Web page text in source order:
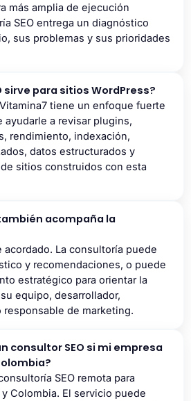
más amplia de ejecución
SEO entrega un diagnóstico
sus problemas y sus prioridades
sirve para sitios WordPress?
tiene un enfoque fuerte
ayudarle a revisar plugins,
rendimiento, indexación,
datos estructurados y
sitios construidos con esta
acompaña la
acordado. La consultoría puede
y recomendaciones, o puede
estratégico para orientar la
equipo, desarrollador,
responsable de marketing.
consultor SEO si mi empresa
SEO remota para
Colombia. El servicio puede